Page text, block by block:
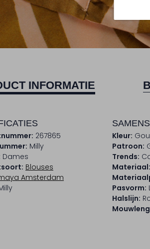
INFORMATIE
267865
Milly
Dames
Blouses
Amsterdam
Kleur:
Patroon:
Trends:
Materiaal:
Pasvorm:
Halslijn: